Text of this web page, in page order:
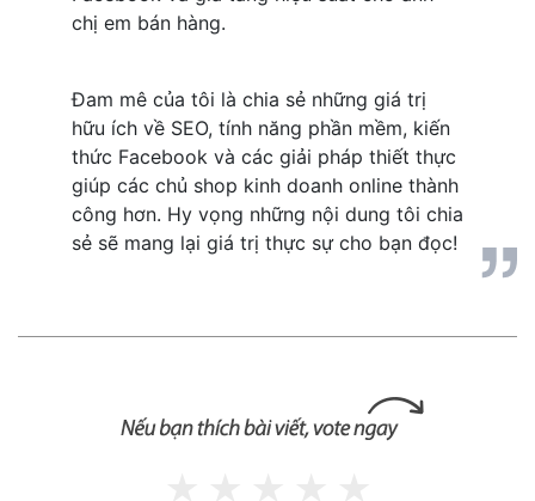
chị em bán hàng.
Đam mê của tôi là chia sẻ những giá trị
hữu ích về SEO, tính năng phần mềm, kiến
thức Facebook và các giải pháp thiết thực
giúp các chủ shop kinh doanh online thành
công hơn. Hy vọng những nội dung tôi chia
sẻ sẽ mang lại giá trị thực sự cho bạn đọc!